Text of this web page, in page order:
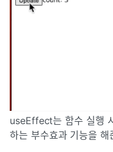
useEffect는 함수 실행
하는 부수효과 기능을